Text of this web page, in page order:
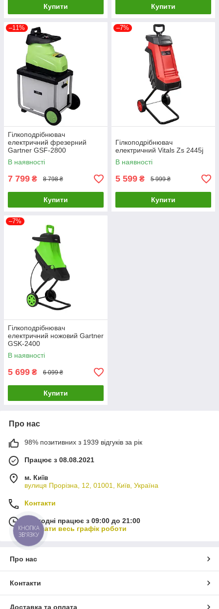
Купити Купити
–11%
Гілкоподрібнювач
електричний фрезерний
Gartner GSF-2800
В наявності
7 799 ₴ 8 798 ₴
Купити
–7%
Гілкоподрібнювач
електричний Vitals Zs 2445j
В наявності
5 599 ₴ 5 999 ₴
Купити
–7%
Гілкоподрібнювач
електричний ножовий Gartner
GSK-2400
В наявності
5 699 ₴ 6 099 ₴
Купити
Про нас
98% позитивних з 1939 відгуків за рік
Працює з 08.08.2021
м. Київ
вулиця Прорізна, 12, 01001, Київ, Україна
Контакти
Сьогодні працює з 09:00 до 21:00
Показати весь графік роботи
Про нас
Контакти
Доставка та оплата
КНОПКА
ЗВ'ЯЗКУ